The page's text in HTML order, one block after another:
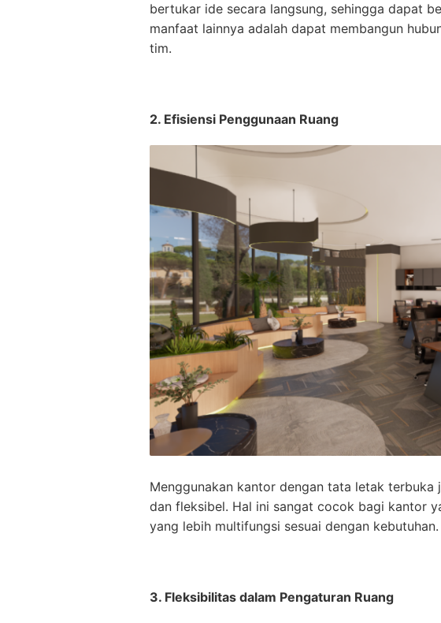
bertukar ide secara langsung, sehingga dapat
manfaat lainnya adalah dapat membangun
tim.
2. Efisiensi Penggunaan Ruang
Menggunakan kantor dengan tata letak
dan fleksibel. Hal ini sangat cocok bagi kantor
yang lebih multifungsi sesuai dengan kebutuhan.
3. Fleksibilitas dalam Pengaturan Ruang